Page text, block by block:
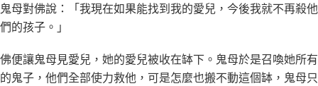
鬼母對佛說：「我現在如果能找到我的愛兒，今後我就不再殺他
們的孩子。」
佛便讓鬼母見愛兒，她的愛兒被收在缽下。鬼母於是召喚她所有
的鬼子，他們全部使力救他，可是怎麼也搬不動這個缽，鬼母只